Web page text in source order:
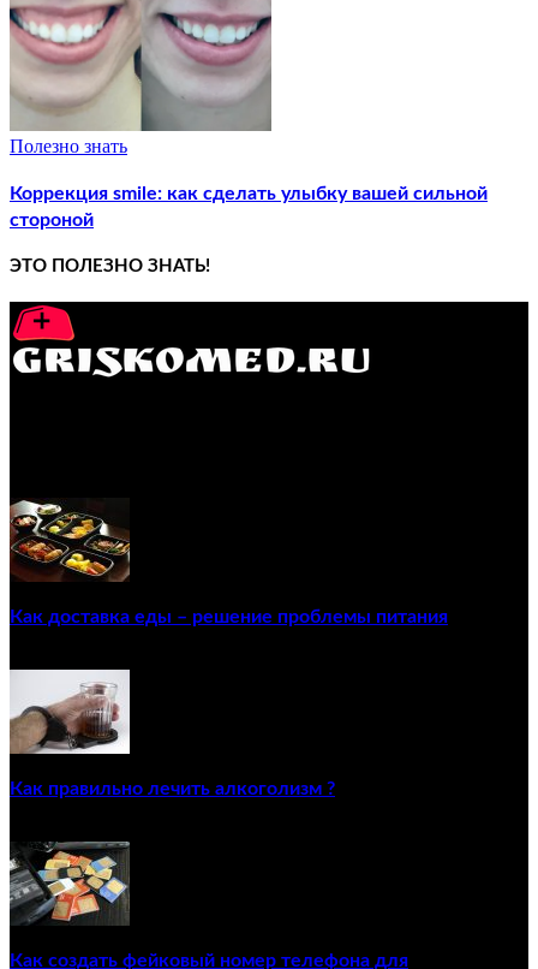
Полезно знать
Коррекция smile: как сделать улыбку вашей сильной
стороной
ЭТО ПОЛЕЗНО ЗНАТЬ!
Как доставка еды – решение проблемы питания
Как правильно лечить алкоголизм ?
Как создать фейковый номер телефона для